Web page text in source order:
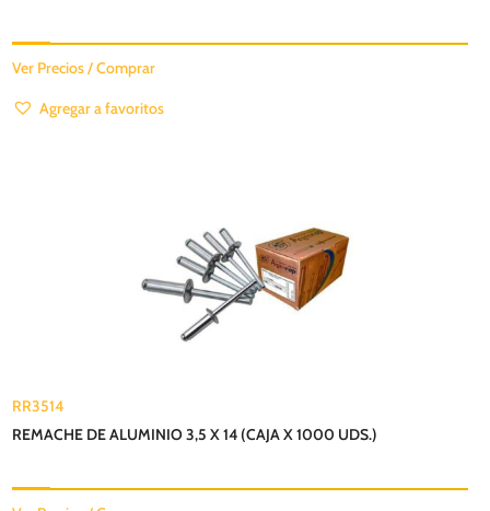
Ver Precios / Comprar
Agregar a favoritos
RR3514
REMACHE DE ALUMINIO 3,5 X 14 (CAJA X 1000 UDS.)